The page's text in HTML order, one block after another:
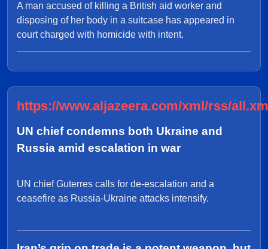
A man accused of killing a British aid worker and
disposing of her body in a suitcase has appeared in
court charged with homicide with intent.
https://www.aljazeera.com/xml/rss/
UN chief condemns both Ukraine and
Russia amid escalation in war
UN chief Guterres calls for de-escalation and a
ceasefire as Russia-Ukraine attacks intensify.